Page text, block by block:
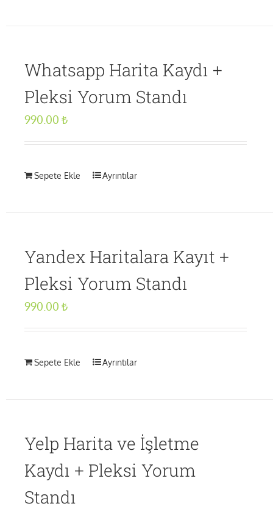
Whatsapp Harita Kaydı +
Pleksi Yorum Standı
990.00 ₺
Sepete Ekle Ayrıntılar
Yandex Haritalara Kayıt +
Pleksi Yorum Standı
990.00 ₺
Sepete Ekle Ayrıntılar
Yelp Harita ve İşletme
Kaydı + Pleksi Yorum
Standı